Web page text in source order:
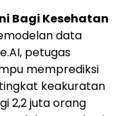
Bagi Kesehatan
data
petugas
memprediksi
keakuratan
2,2 juta orang